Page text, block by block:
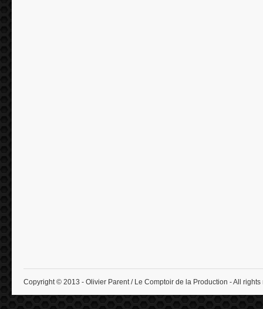
Copyright © 2013 - Olivier Parent / Le Comptoir de la Production - All rights